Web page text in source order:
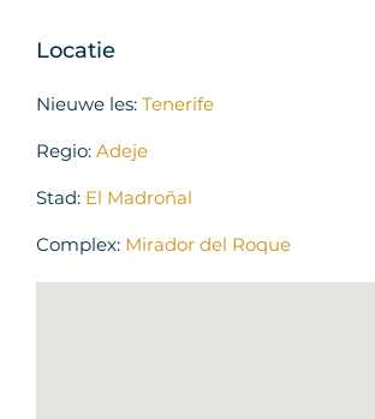
Locatie
Nieuwe les: Tenerife
Regio: Adeje
Stad: El Madroñal
Complex: Mirador del Roque